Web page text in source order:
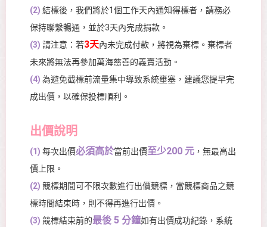
(2) 結標後，我們將於1個工作天內通知得標者，請務必
保持聯繫暢通，並於3天內完成捐款。
(3) 請注意：若3天內未完成付款，將視為棄標。棄標者
未來將無法再參加萬海慈善的義賣活動。
(4) 為避免截標前流量集中導致系統壅塞，建議您提早完
成出價，以確保投標順利。
出價說明
(1) 每次出價必須高於當前出價至少200 元 ，無最高出
價上限。
(2) 競標期間可不限次數進行出價競標，當競標商品之競
標時間結束時，則不得再進行出價。
(3) 競標結束前的最後 5 分鐘如有出價成功紀錄，系統